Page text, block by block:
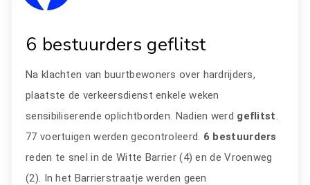
6 bestuurders geflitst
Na klachten van buurtbewoners over hardrijders,
plaatste de verkeersdienst enkele weken
sensibiliserende oplichtborden. Nadien werd geflitst.
77 voertuigen werden gecontroleerd. 6 bestuurders
reden te snel in de Witte Barrier (4) en de Vroenweg
(2). In het Barrierstraatje werden geen